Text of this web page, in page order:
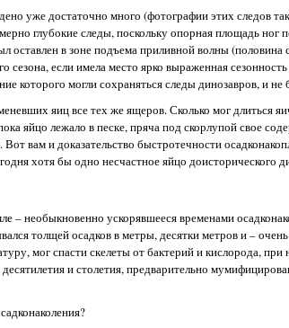
уже достаточно много (фотографии этих следов
глубокие следы, поскольку опорная площадь ног
в зоне подъема приливной волны (половина
сезона, если имела место ярко выраженная
которого могли сохраняться следы динозавров, и не
яиц все тех же ящеров. Сколько мог длиться
яйцо лежало в песке, пряча под скорлупой свое
вам и доказательство быстротечности
хотя бы одно несчастное яйцо доисторического
– необыкновенно ускорявшееся временами
толщей осадков в метры, десятки метров и –
мог спасти скелеты от бактерий и кислорода, при
и столетия, предварительно